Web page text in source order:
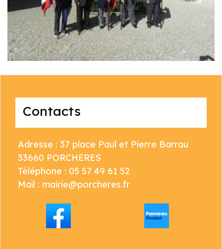
Contacts
Adresse : 37 place Paul et Pierre Barrau
33660 PORCHERES
Téléphone : 05 57 49 61 52
Mail : mairie@porcheres.fr